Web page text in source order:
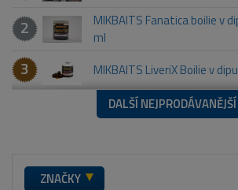
2
MIKBAITS Fanatica boilie v
ml
3 MIKBAITS LiveriX Boilie v dipu
DALŠÍ NEJPRODÁVANĚJŠÍ
ZNAČKY